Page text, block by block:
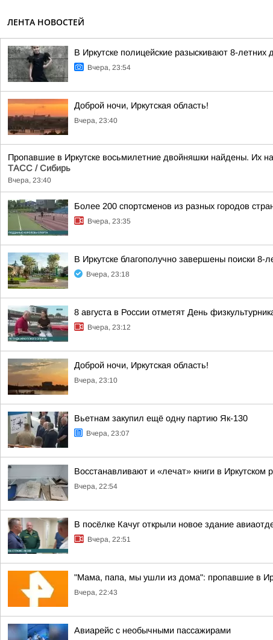
ЛЕНТА НОВОСТЕЙ
В Иркутске полицейские разыскивают 8-летних
Вчера, 23:54
Доброй ночи, Иркутская область!
Вчера, 23:40
Пропавшие в Иркутске восьмилетние двойняшки найдены. Их
ТАСС / Сибирь
Вчера, 23:40
Более 200 спортсменов из разных городов
Вчера, 23:35
В Иркутске благополучно завершены поиски 8-
Вчера, 23:18
8 августа в России отметят День
Вчера, 23:12
Доброй ночи, Иркутская область!
Вчера, 23:10
Вьетнам закупил ещё одну партию Як-130
Вчера, 23:07
Восстанавливают и «лечат» книги в Иркутском
Вчера, 22:54
В посёлке Качуг открыли новое здание
Вчера, 22:51
"Мама, папа, мы ушли из дома": пропавшие в
Вчера, 22:43
Авиарейс с необычными пассажирами